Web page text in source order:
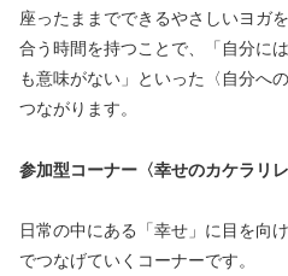
座ったままでできるやさしいヨガ
合う時間を持つことで、「自分に
も意味がない」といった〈自分へ
つながります。
参加型コーナー〈幸せのカケラリレ
日常の中にある「幸せ」に目を向
でつなげていくコーナーです。